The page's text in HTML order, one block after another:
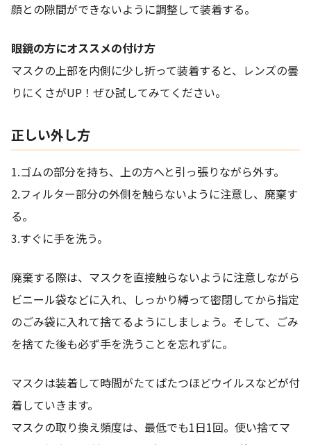
顔との隙間ができないように調整して装着する。
眼鏡の方にオススメの付け方
マスクの上部を内側に少し折って装着すると、レンズの曇
りにくさがUP！ぜひ試してみてください。
正しい外し方
1.ゴムの部分を持ち、上の方へと引っ張りながら外す。
2.フィルター部分の外側を触らないように注意し、廃棄す
る。
3.すぐに手を洗う。
廃棄する際は、マスクを直接触らないように注意しながら
ビニール袋などに入れ、しっかり縛って密閉してから指定
のごみ袋に入れて捨てるようにしましょう。そして、ごみ
を捨てた後も必ず手を洗うことを忘れずに。
マスクは装着して時間がたてばたつほどウイルスなどが付
着していきます。
マスクの取り換え頻度は、最低でも1日1回。使い捨てマ